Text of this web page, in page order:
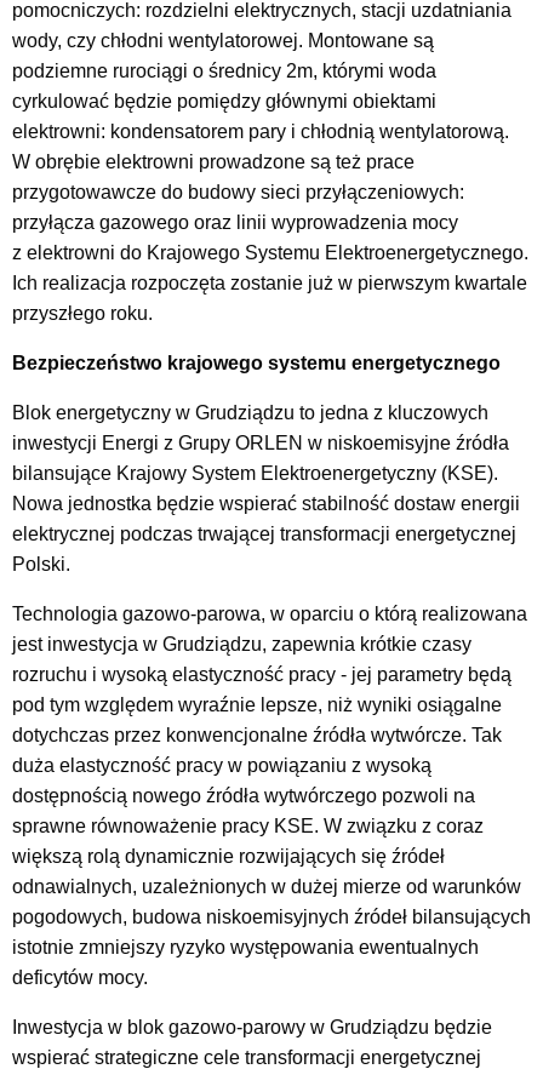
pomocniczych: rozdzielni elektrycznych, stacji uzdatniania
wody, czy chłodni wentylatorowej. Montowane są
podziemne rurociągi o średnicy 2m, którymi woda
cyrkulować będzie pomiędzy głównymi obiektami
elektrowni: kondensatorem pary i chłodnią wentylatorową.
W obrębie elektrowni prowadzone są też prace
przygotowawcze do budowy sieci przyłączeniowych:
przyłącza gazowego oraz linii wyprowadzenia mocy
z elektrowni do Krajowego Systemu Elektroenergetycznego.
Ich realizacja rozpoczęta zostanie już w pierwszym kwartale
przyszłego roku.
Bezpieczeństwo krajowego systemu energetycznego
Blok energetyczny w Grudziądzu to jedna z kluczowych
inwestycji Energi z Grupy ORLEN w niskoemisyjne źródła
bilansujące Krajowy System Elektroenergetyczny (KSE).
Nowa jednostka będzie wspierać stabilność dostaw energii
elektrycznej podczas trwającej transformacji energetycznej
Polski.
Technologia gazowo-parowa, w oparciu o którą realizowana
jest inwestycja w Grudziądzu, zapewnia krótkie czasy
rozruchu i wysoką elastyczność pracy - jej parametry będą
pod tym względem wyraźnie lepsze, niż wyniki osiągalne
dotychczas przez konwencjonalne źródła wytwórcze. Tak
duża elastyczność pracy w powiązaniu z wysoką
dostępnością nowego źródła wytwórczego pozwoli na
sprawne równoważenie pracy KSE. W związku z coraz
większą rolą dynamicznie rozwijających się źródeł
odnawialnych, uzależnionych w dużej mierze od warunków
pogodowych, budowa niskoemisyjnych źródeł bilansujących
istotnie zmniejszy ryzyko występowania ewentualnych
deficytów mocy.
Inwestycja w blok gazowo-parowy w Grudziądzu będzie
wspierać strategiczne cele transformacji energetycznej